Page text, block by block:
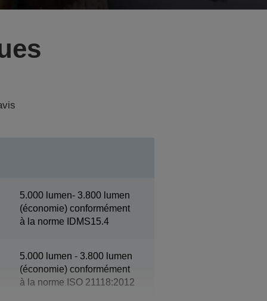
5.000 lumen- 3.800 lumen
(économie) conformément
à la norme IDMS15.4
5.000 lumen - 3.800 lumen
(économie) conformément
à la norme ISO 21118:2012